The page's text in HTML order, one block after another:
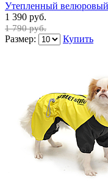
Утепленный
1 390 руб.
1 790 руб.
Размер: Купить